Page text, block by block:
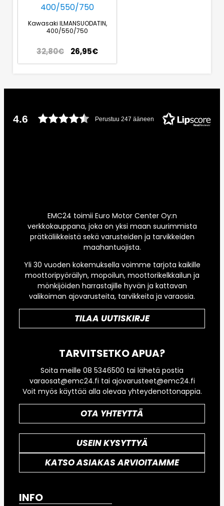
Kawasaki ILMANSUODATIN,
400/550/750
32,80€ 26,95€
4.6 Perustuu 247 ääneen
EMC24 toimii Euro Motor Center Oy:n
verkkokauppana, joka on yksi maan suurimmista
prätkäliikkeistä sekä varusteiden ja tarvikkeiden
maahantuojista.
Yli 30 vuoden kokemuksella voimme tarjota kaikille
moottoripyöräilyn, mopoilun, moottorikelkkailun ja
mönkijöiden harrastajille hyvän ja kattavan
valikoiman ajovarusteita, tarvikkeita ja varaosia.
TILAA UUTISKIRJE
TARVITSETKO APUA?
Soita meille 08 5346500 tai lähetä postia
varaosat@emc24.fi tai ajovarusteet@emc24.fi
Voit myös käyttää alla olevaa yhteydenottonappia.
OTA YHTEYTTÄ
USEIN KYSYTTYÄ
KATSO ASIAKAS ARVIOITAMME
INFO